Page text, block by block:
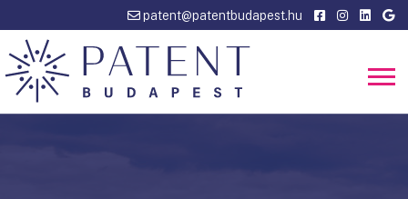
patent@patentbudapest.hu